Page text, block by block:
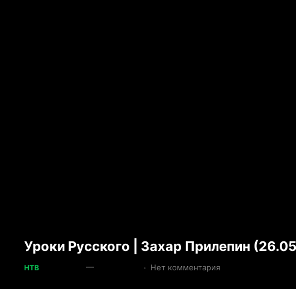
Уроки Русского | Захар Прилепин
НТВ — · Нет комментария